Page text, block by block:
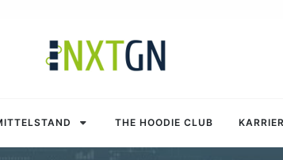
THE HOODIE CLUB